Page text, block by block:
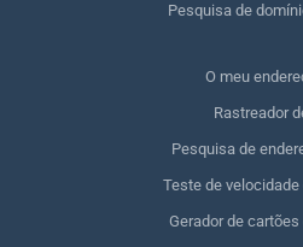
Pesquisa de
O meu
Rastreador
Pesquisa de
Teste de
Gerador de